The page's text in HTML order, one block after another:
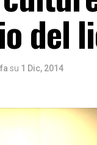
del
su 1 Dic, 2014